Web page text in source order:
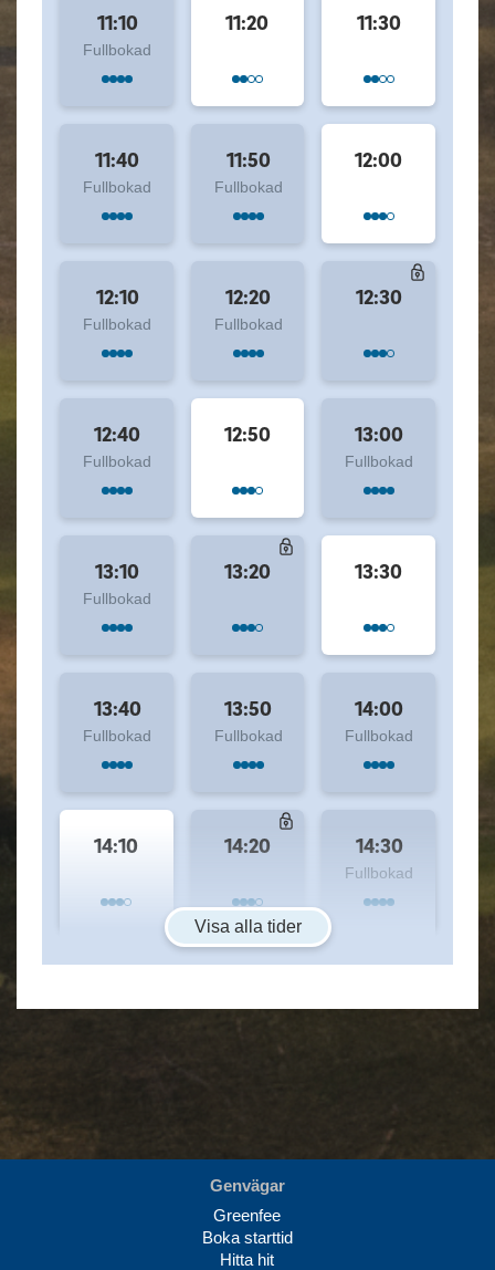
11:10
Fullbokad
11:20 11:30
11:40
Fullbokad
11:50
Fullbokad
12:00
12:10
Fullbokad
12:20
Fullbokad
12:30
12:40
Fullbokad
12:50 13:00
Fullbokad
13:10
Fullbokad
13:20 13:30
13:40
Fullbokad
13:50
Fullbokad
14:00
Fullbokad
14:10 14:20 14:30
Fullbokad
Visa alla tider
Genvägar
Greenfee
Boka starttid
Hitta hit